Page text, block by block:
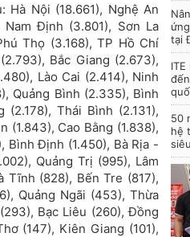
Nội (18.661), Nghệ An
Nam Định (3.801), Sơn La
Thọ (3.168), TP Hồ Chí
Bắc Giang (2.673),
Lào Cai (2.414), Ninh
Quảng Bình (2.335), Bình
(2.178), Thái Bình (2.131),
(1.843), Cao Bằng (1.838),
Bình Định (1.450), Bà Rịa -
Quảng Trị (995), Lâm
Tĩnh (828), Bến Tre (817),
Quảng Ngãi (453), Thừa
Bạc Liêu (260), Đồng
(147), Kiên Giang (101),
tại
50
hệ